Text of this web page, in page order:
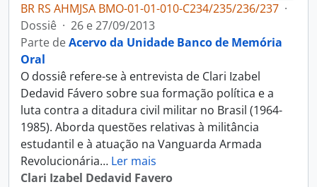
BR RS AHMJSA BMO-01-01-010-C234/235/236/237 ·
Dossiê · 26 e 27/09/2013
Parte deAcervo da Unidade Banco de Memória
Oral
O dossiê refere-se à entrevista de Clari Izabel
Dedavid Fávero sobre sua formação política e a
luta contra a ditadura civil militar no Brasil (1964-
1985). Aborda questões relativas à militância
estudantil e à atuação na Vanguarda Armada
Revolucionária… Ler mais
Clari Izabel Dedavid Favero